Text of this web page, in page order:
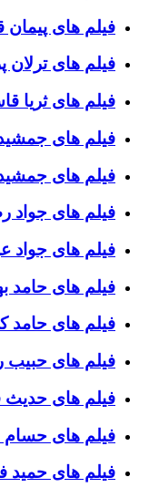
فیلم های
فیلم های ترلان
فیلم های ثریا
فیلم های
فیلم های
فیلم های جواد
فیلم های جواد
فیلم های حامد
فیلم های حامد
فیلم های حبیب
فیلم های حدیث
فیلم های
فیلم های حمید